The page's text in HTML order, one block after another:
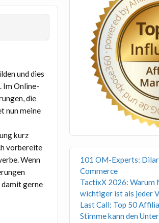
und dies
Im Online-
die
nun meine
kurz
vorbereite
Wenn
damit gerne
101 OM-Experts:
Commerce
TactixX 2026: Warum
wichtiger ist als jeder
Last Call: Top 50
Stimme kann den